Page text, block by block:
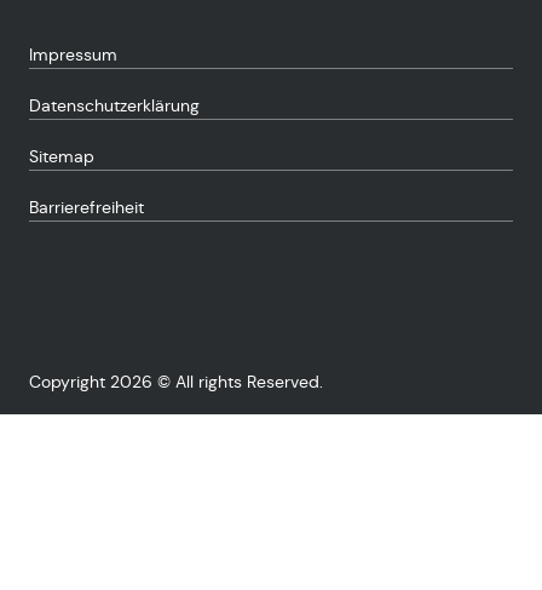
Impressum
Datenschutzerklärung
Sitemap
Barrierefreiheit
Copyright 2026 © All rights Reserved.